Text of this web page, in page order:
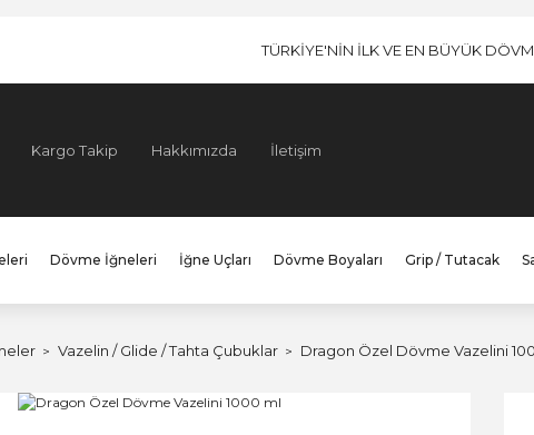
TÜRKİYE'NİN İLK VE EN BÜYÜK
Kargo Takip Hakkımızda İletişim
Dövme İğneleri İğne Uçları Dövme Boyaları Grip / Tutacak
Vazelin / Glide / Tahta Çubuklar Dragon Özel Dövme Vazelini